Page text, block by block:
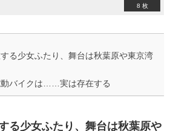
8 枚
る少女ふたり、舞台は秋葉原や東京湾
動バイクは……実は存在する
る少女ふたり、舞台は秋葉原や